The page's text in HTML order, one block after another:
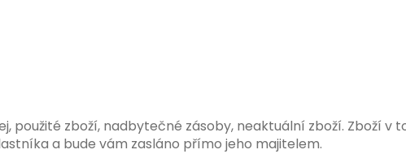
použité zboží, nadbytečné zásoby, neaktuální zboží. Zboží v
a bude vám zasláno přímo jeho majitelem.